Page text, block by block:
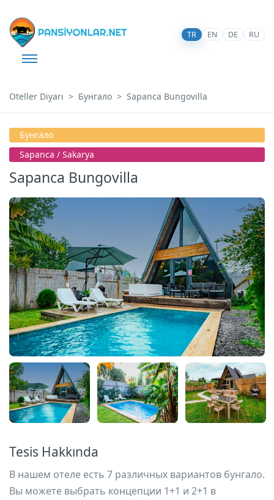
TR EN DE RU
Oteller Diyarı Бунгало Sapanca Bungovilla
Бунгало
Sapanca / Sakarya
Sapanca Bungovilla
Tesis Hakkında
В нашем отеле есть 7 различных вариантов бунгало.
Вы можете выбрать концепции 1+1 и 2+1 в